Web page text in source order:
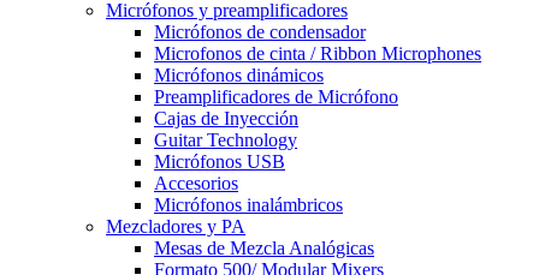
Micrófonos y preamplificadores
Micrófonos de condensador
Microfonos de cinta / Ribbon Microphones
Micrófonos dinámicos
Preamplificadores de Micrófono
Cajas de Inyección
Guitar Technology
Micrófonos USB
Accesorios
Micrófonos inalámbricos
Mezcladores y PA
Mesas de Mezcla Analógicas
Formato 500/ Modular Mixers